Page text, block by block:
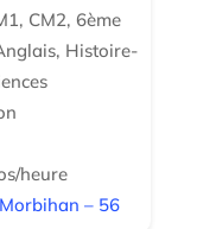
CM2, 6ème
Histoire-
heure
– 56